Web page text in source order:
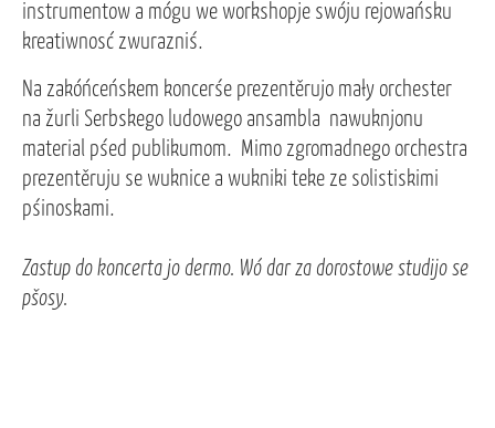
instrumentow a mógu we workshopje swóju rejowańsku
kreatiwnosć zwurazniś.
Na zakóńceńskem koncerśe prezentěrujo mały orchester
na žurli Serbskego ludowego ansambla nawuknjonu
material pśed publikumom. Mimo zgromadnego orchestra
prezentěruju se wuknice a wukniki teke ze solistiskimi
pśinoskami.
Zastup do koncerta jo dermo. Wó dar za dorostowe studijo se
pšosy.